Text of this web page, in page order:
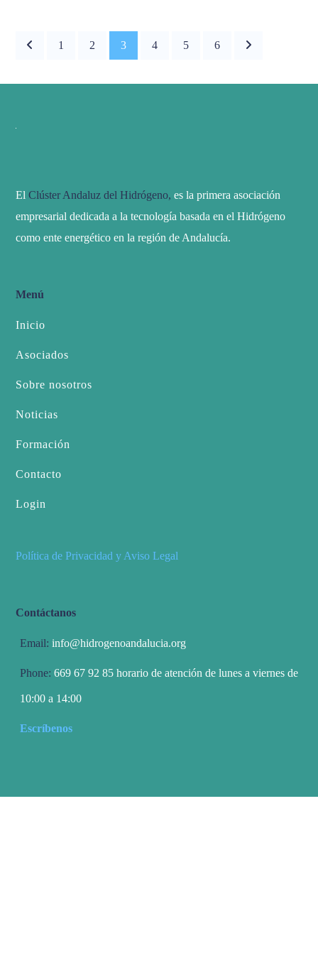
1 2 3 4 5 6
El Clúster Andaluz del Hidrógeno, es la primera asociación
empresarial dedicada a la tecnología basada en el Hidrógeno
como ente energético en la región de Andalucía.
Menú
Inicio
Asociados
Sobre nosotros
Noticias
Formación
Contacto
Login
Política de Privacidad y Aviso Legal
Contáctanos
Email: info@hidrogenoandalucia.org
Phone:669 67 92 85 horario de atención de lunes a viernes de
10:00 a 14:00
Escríbenos